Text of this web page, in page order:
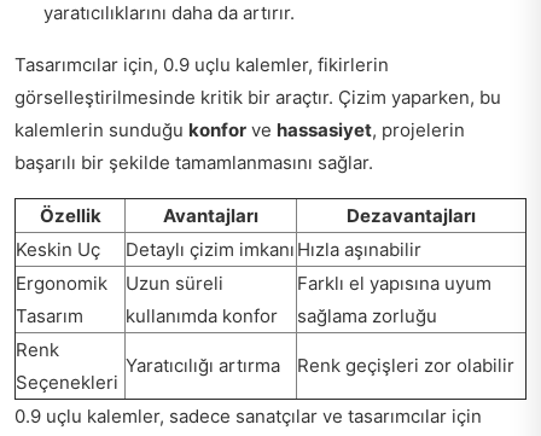
yaratıcılıklarını daha da artırır.
Tasarımcılar için, 0.9 uçlu kalemler, fikirlerin
görselleştirilmesinde kritik bir araçtır. Çizim yaparken, bu
kalemlerin sunduğu konfor ve hassasiyet, projelerin
başarılı bir şekilde tamamlanmasını sağlar.
Özellik Avantajları
Dezavantajları
Keskin Uç
Detaylı çizim imkanı Hızla aşınabilir
Ergonomik
Tasarım
Uzun süreli
kullanımda konfor
Farklı el yapısına uyum
sağlama zorluğu
Renk
Seçenekleri
Yaratıcılığı artırma Renk geçişleri zor olabilir
0.9 uçlu kalemler, sadece sanatçılar ve tasarımcılar için